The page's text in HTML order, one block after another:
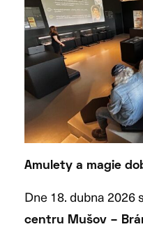
Amulety a magie
Dne 18. dubna 2026
centru Mušov –